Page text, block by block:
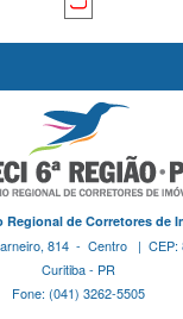
Regional de Corretores de
814 - Centro | CEP:
Curitiba - PR
Fone: (041) 3262-5505